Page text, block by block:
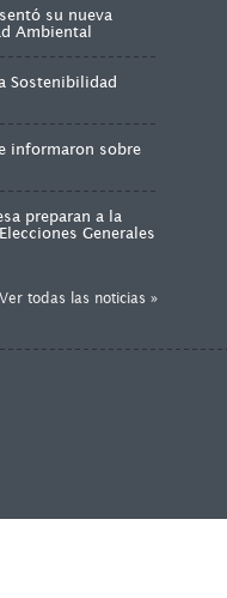
su nueva
Ambiental
Sostenibilidad
informaron sobre
preparan a la
Generales
Ver todas las noticias »